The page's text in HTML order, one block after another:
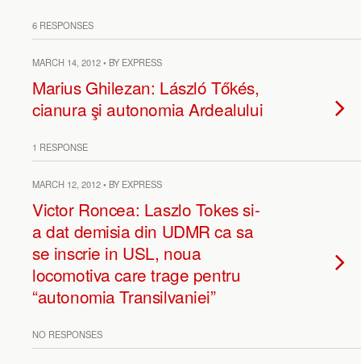
6 RESPONSES
MARCH 14, 2012 • BY EXPRESS
Marius Ghilezan: László Tőkés,
cianura şi autonomia Ardealului
1 RESPONSE
MARCH 12, 2012 • BY EXPRESS
Victor Roncea: Laszlo Tokes si-
a dat demisia din UDMR ca sa
se inscrie in USL, noua
locomotiva care trage pentru
“autonomia Transilvaniei”
NO RESPONSES